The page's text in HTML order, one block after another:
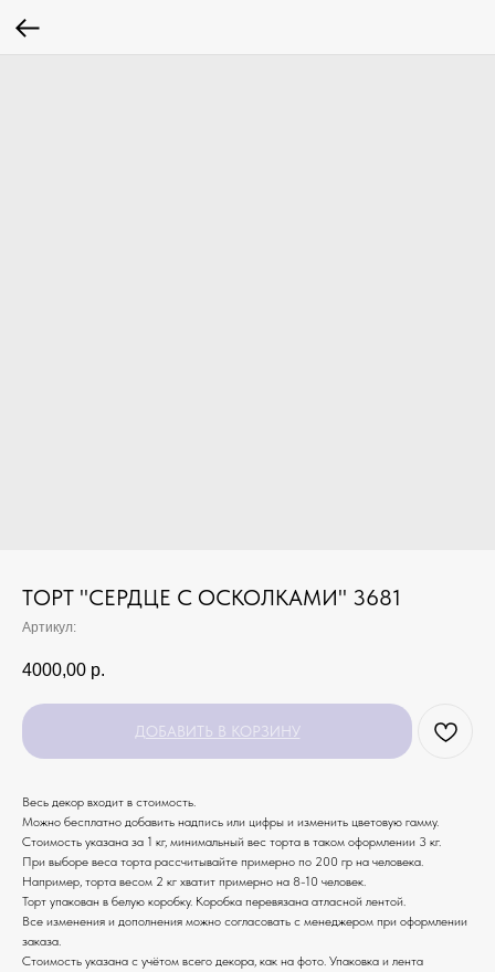
ТОРТ "СЕРДЦЕ С ОСКОЛКАМИ" 3681
Артикул:
4000,00 р.
ДОБАВИТЬ В КОРЗИНУ
Весь декор входит в стоимость.
Можно бесплатно добавить надпись или цифры и изменить цветовую гамму.
Стоимость указана за 1 кг, минимальный вес торта в таком оформлении 3 кг.
При выборе веса торта рассчитывайте примерно по 200 гр на человека.
Например, торта весом 2 кг хватит примерно на 8-10 человек.
Торт упакован в белую коробку. Коробка перевязана атласной лентой.
Все изменения и дополнения можно согласовать с менеджером при оформлении
заказа.
Стоимость указана с учётом всего декора, как на фото. Упаковка и лента